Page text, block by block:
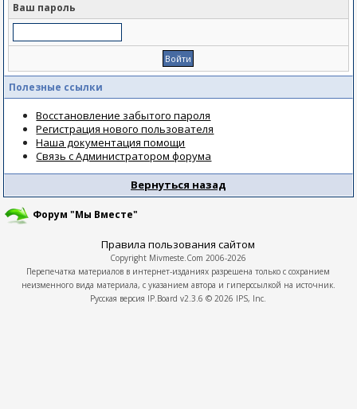
Ваш пароль
Полезные ссылки
Восстановление забытого пароля
Регистрация нового пользователя
Наша документация помощи
Связь с Администратором форума
Вернуться назад
Форум "Мы Вместе"
Правила пользования сайтом
Copyright Mivmeste.Com 2006-2026
Перепечатка материалов в интернет-изданиях разрешена только с сохранием
неизменного вида материала, с указанием автора и гиперссылкой на источник.
Русская версия IP.Board v2.3.6 © 2026 IPS, Inc.